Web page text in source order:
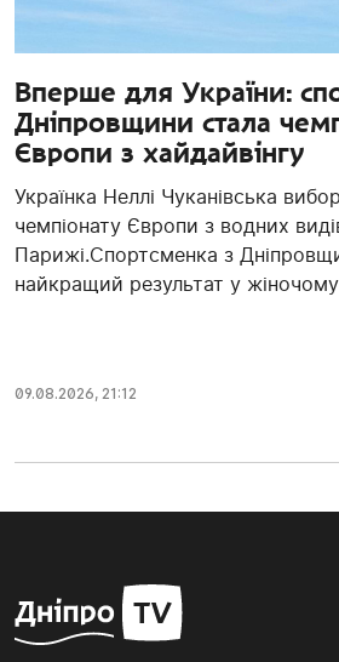
Вперше для України:
Дніпровщини стала
Європи з хайдайвінгу
Українка Неллі Чуканівська
чемпіонату Європи з водних
Парижі.Спортсменка з
найкращий результат у
09.08.2026, 21:12